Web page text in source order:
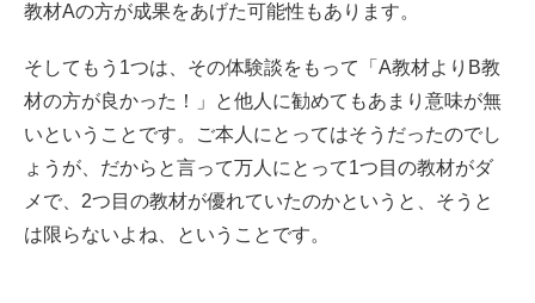
教材Aの方が成果をあげた可能性もあります。
そしてもう1つは、その体験談をもって「A教材よりB教
材の方が良かった！」と他人に勧めてもあまり意味が無
いということです。ご本人にとってはそうだったのでし
ょうが、だからと言って万人にとって1つ目の教材がダ
メで、2つ目の教材が優れていたのかというと、そうと
は限らないよね、ということです。